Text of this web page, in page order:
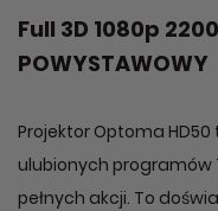
Full 3D 1080p
POWYSTAWOWY
Projektor Optoma
ulubionych programów
pełnych akcji. To